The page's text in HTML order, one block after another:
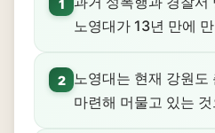
1
노영대가 13년 만에
2
노영대는 현재 강원도
마련해 머물고 있는